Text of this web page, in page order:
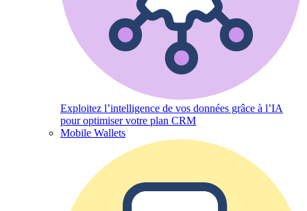
Exploitez l’intelligence de vos données grâce à l’IA
pour optimiser votre plan CRM
Mobile Wallets